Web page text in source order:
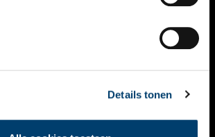
Details tonen